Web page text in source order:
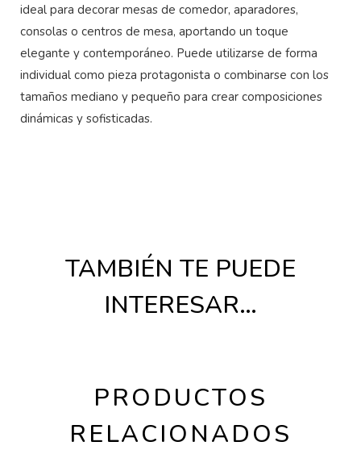
ideal para decorar mesas de comedor, aparadores,
consolas o centros de mesa, aportando un toque
elegante y contemporáneo. Puede utilizarse de forma
individual como pieza protagonista o combinarse con los
tamaños mediano y pequeño para crear composiciones
dinámicas y sofisticadas.
TAMBIÉN TE PUEDE
INTERESAR…
PRODUCTOS
RELACIONADOS